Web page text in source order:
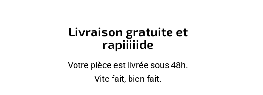
Livraison gratuite et
rapiiiiide
Votre pièce est livrée sous 48h.
Vite fait, bien fait.